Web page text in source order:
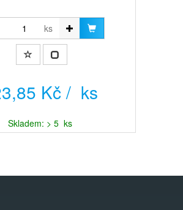
ks
Kč / ks
Skladem: > 5 ks